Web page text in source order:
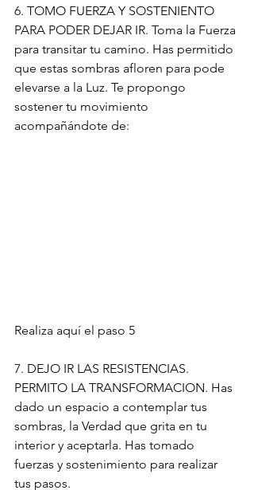
6. TOMO FUERZA Y SOSTENIENTO
PARA PODER DEJAR IR. Toma la Fuerza
para transitar tu camino. Has permitido
que estas sombras afloren para pode
elevarse a la Luz. Te propongo
sostener tu movimiento
acompañándote de:
Realiza aquí el paso 5
7. DEJO IR LAS RESISTENCIAS.
PERMITO LA TRANSFORMACION. Has
dado un espacio a contemplar tus
sombras, la Verdad que grita en tu
interior y aceptarla. Has tomado
fuerzas y sostenimiento para realizar
tus pasos.